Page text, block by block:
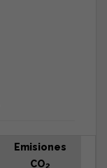
Emisiones
CO2